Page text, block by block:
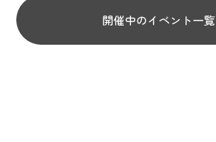
開催中のイベント一覧